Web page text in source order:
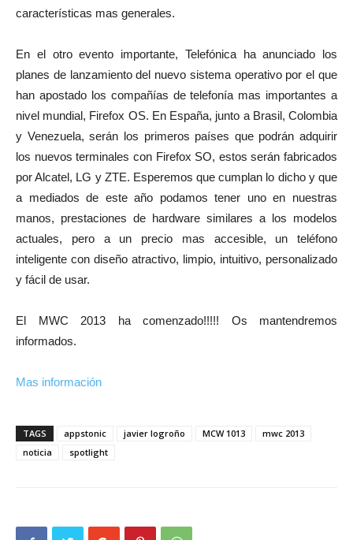
características mas generales.
En el otro evento importante, Telefónica ha anunciado los
planes de lanzamiento del nuevo sistema operativo por el que
han apostado los compañías de telefonía mas importantes a
nivel mundial, Firefox OS. En España, junto a Brasil, Colombia
y Venezuela, serán los primeros países que podrán adquirir
los nuevos terminales con Firefox SO, estos serán fabricados
por Alcatel, LG y ZTE. Esperemos que cumplan lo dicho y que
a mediados de este año podamos tener uno en nuestras
manos, prestaciones de hardware similares a los modelos
actuales, pero a un precio mas accesible, un teléfono
inteligente con diseño atractivo, limpio, intuitivo, personalizado
y fácil de usar.
El MWC 2013 ha comenzado!!!!! Os mantendremos
informados.
Mas información
TAGS appstonic javier logroño MCW 1013
mwc 2013
noticia
spotlight